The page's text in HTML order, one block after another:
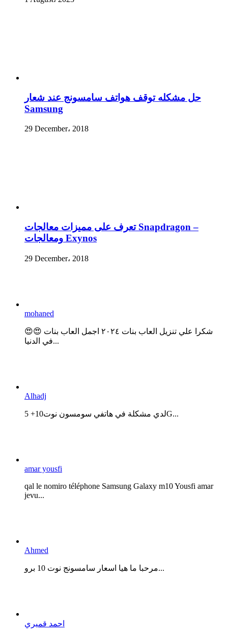
حل مشكله توقف هواتف سامسونج عند شعار
Samsung
29 December، 2018
تعرف على مميزات معالجات Snapdragon –
ومعالجات Exynos
29 December، 2018
mohaned
😍😍 شكرا علي تنزيل العاب بنات ٢٠٢٤ اجمل العاب بنات
في الدنيا...
Alhadj
لدي مشكلة في هاتفي سومسون نوت10+ 5G...
amar yousfi
qal le nomiro téléphone Samsung Galaxy m10 Yousfi amar
jevu...
Ahmed
مرحبا ما هيا اسعار سامسونج نوت 10 برو...
احمد قميري